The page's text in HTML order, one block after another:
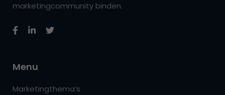
marketingcommunity binden.
Menu
Marketingthema’s